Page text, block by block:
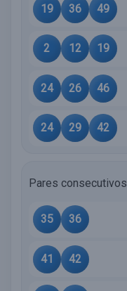
19 36 49
2 12 19
24 26 46
24 29 42
Pares consecutivos
35 36
41 42